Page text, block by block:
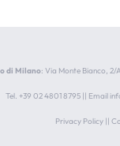
di Milano: Via Monte Bianco, 2/
Tel. +39 02 4801 8795 || Email
Privacy Policy ||